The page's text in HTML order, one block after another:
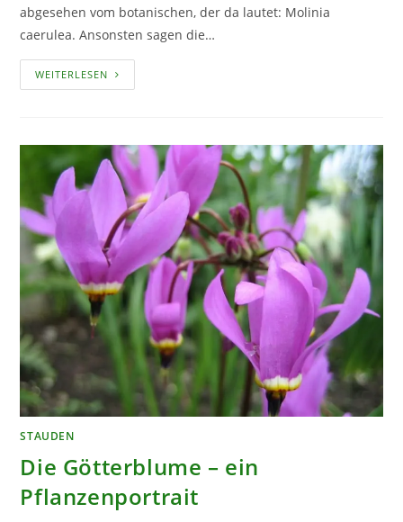
abgesehen vom botanischen, der da lautet: Molinia
caerulea. Ansonsten sagen die…
WEITERLESEN BENT-
ODER
STAUDEN
Die Götterblume – ein
Pflanzenportrait